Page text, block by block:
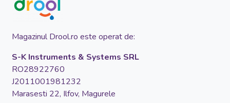
Magazinul Drool.ro este operat de:
S-K Instruments & Systems SRL
RO28922760
J2011001981232
Marasesti 22, Ilfov, Magurele